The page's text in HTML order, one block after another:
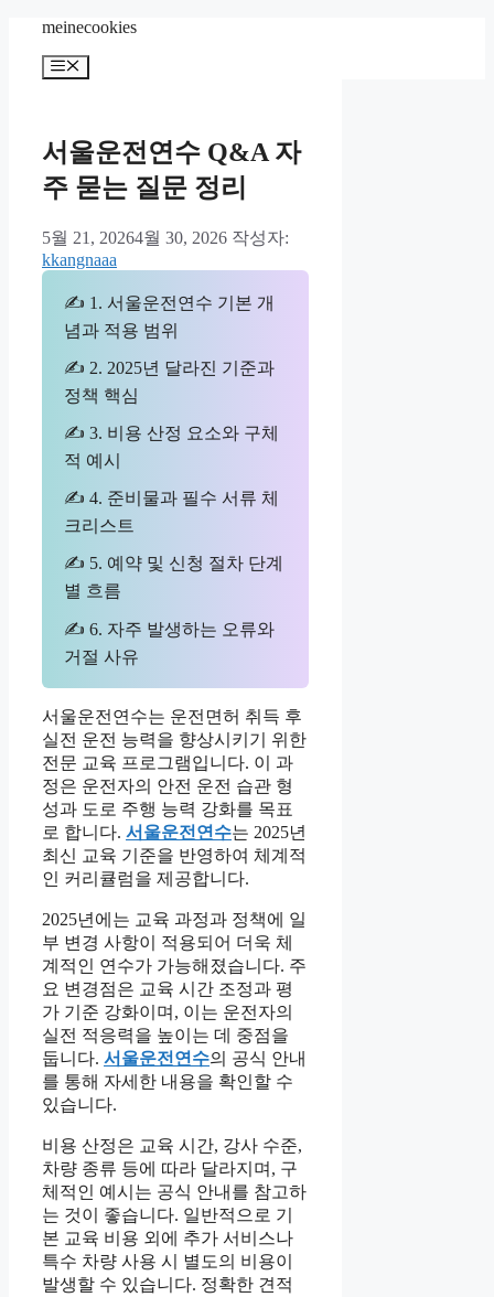
meinecookies
메
서울운전연수 Q&A 자
주 묻는 질문 정리
5월 21, 20264월 30, 2026 작성자:
kkangnaaa
✍ 1. 서울운전연수 기본 개
념과 적용 범위
✍ 2. 2025년 달라진 기준과
정책 핵심
✍ 3. 비용 산정 요소와 구체
적 예시
✍ 4. 준비물과 필수 서류 체
크리스트
✍ 5. 예약 및 신청 절차 단계
별 흐름
✍ 6. 자주 발생하는 오류와
거절 사유
서울운전연수는 운전면허 취득 후
실전 운전 능력을 향상시키기 위한
전문 교육 프로그램입니다. 이 과
정은 운전자의 안전 운전 습관 형
성과 도로 주행 능력 강화를 목표
로 합니다. 서울운전연수는 2025년
최신 교육 기준을 반영하여 체계적
인 커리큘럼을 제공합니다.
2025년에는 교육 과정과 정책에 일
부 변경 사항이 적용되어 더욱 체
계적인 연수가 가능해졌습니다. 주
요 변경점은 교육 시간 조정과 평
가 기준 강화이며, 이는 운전자의
실전 적응력을 높이는 데 중점을
둡니다. 서울운전연수의 공식 안내
를 통해 자세한 내용을 확인할 수
있습니다.
비용 산정은 교육 시간, 강사 수준,
차량 종류 등에 따라 달라지며, 구
체적인 예시는 공식 안내를 참고하
는 것이 좋습니다. 일반적으로 기
본 교육 비용 외에 추가 서비스나
특수 차량 사용 시 별도의 비용이
발생할 수 있습니다. 정확한 견적